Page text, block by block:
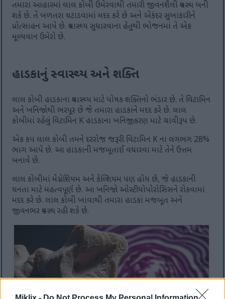
તમારા આહારમાં લાલ કોબી ઉમેરવાથી તમારી જીવનશૈલી સ્વસ્થ બની
શકે છે. તે બળતરા ઘટાડવામાં મદદ કરે છે અને એકંદર સુખાકારીને
પ્રોત્સાહન આપે છે. સ્વાસ્થ્ય સુધારવાના હેતુથી ભોજનમાં તે એક
મૂલ્યવાન ઉમેરો છે.
હાડકાનું સ્વાસ્થ્ય અને શક્તિ
લાલ કોબી હાડકાના સ્વાસ્થ્ય માટે પોષક શક્તિનો ભંડાર છે. તે વિટામિન
અને ખનિજોથી ભરપૂર છે જે તમારા હાડકાંને મદદ કરે છે. લાલ
કોબીમાં રહેલું વિટામિન K હાડકાના ખનિજીકરણ માટે ચાવીરૂપ છે.
એક કપ લાલ કોબી તમને દરરોજ જરૂરી વિટામિન K ના લગભગ 28%
ભાગ આપે છે. આ હાડકાની મજબૂતાઈ વધારવા માટે તેને ઉત્તમ
બનાવે છે.
લાલ કોબીમાં મેગ્નેશિયમ અને કેલ્શિયમ પણ હોય છે, જે હાડકાની
ઘનતા માટે મહત્વપૂર્ણ છે. આ ખનિજો ઓસ્ટીયોપોરોસિસને રોકવામાં
મદદ કરે છે. લાલ કોબી ખાવાથી તમારા હાડકાં મજબૂત અને
જીવનભર સ્વસ્થ રહી શકે છે.